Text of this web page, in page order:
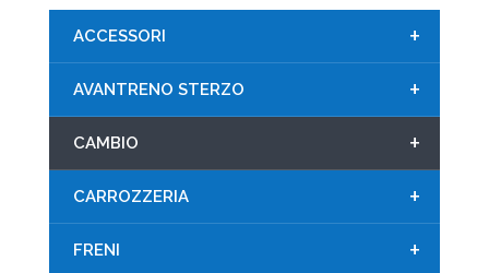
+
ACCESSORI
+
AVANTRENO STERZO
+
CAMBIO
+
CARROZZERIA
+
FRENI